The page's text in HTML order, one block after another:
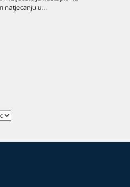
natjecanju u…